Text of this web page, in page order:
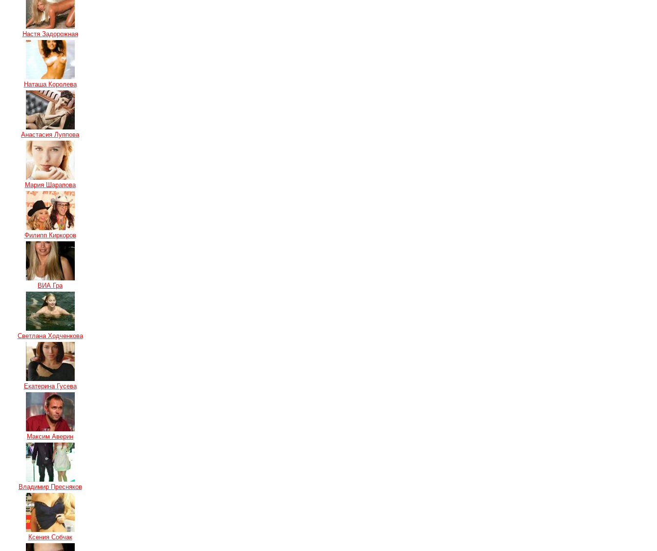
Настя Задорожная
Наташа Королева
Анастасия Луппова
Мария Шарапова
Филипп Киркоров
ВИА Гра
Светлана Ходченкова
Екатерина Гусева
Максим Аверин
Владимир Пресняков
Ксения Собчак